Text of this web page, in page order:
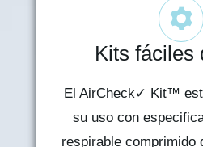
Kits fáciles
El AirCheck✓ Kit™
su uso con
respirable comprimido